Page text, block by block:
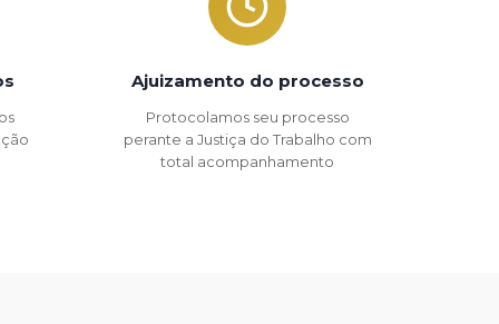
Ajuizamento do processo
Protocolamos seu processo
perante a Justiça do Trabalho com
total acompanhamento